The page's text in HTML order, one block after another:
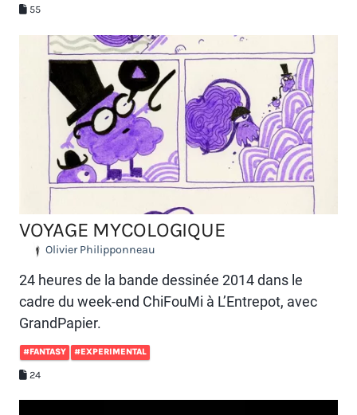
55
VOYAGE MYCOLOGIQUE
Olivier Philipponneau
24 heures de la bande dessinée 2014 dans le
cadre du week-end ChiFouMi à L’Entrepot, avec
GrandPapier.
#FANTASY #EXPERIMENTAL
24